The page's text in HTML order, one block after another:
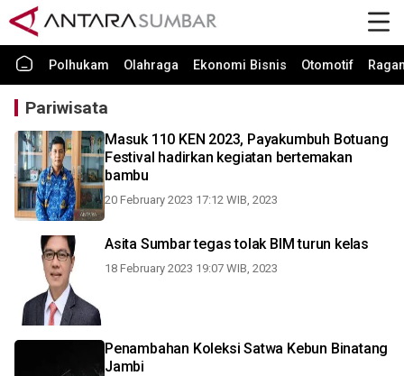
Polhukam Olahraga Ekonomi Bisnis Otomotif
Pariwisata
Masuk 110 KEN 2023, Payakumbuh Botuang
Festival hadirkan kegiatan bertemakan
bambu
20 February 2023 17:12 WIB, 2023
Asita Sumbar tegas tolak BIM turun kelas
18 February 2023 19:07 WIB, 2023
Penambahan Koleksi Satwa Kebun Binatang
Jambi